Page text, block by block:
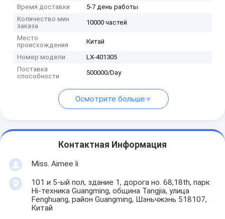
Время доставки
5-7 день работы
Количество мин
заказа
10000 частей
Место
происхождения
Китай
Номер модели
LX-401305
Поставка
способности
500000/Day
Осмотрите больше
Контактная Информация
Miss. Aimee li
101 и 5-ый пол, здание 1, дорога но. 68,18th, парк
Hi-техника Guangming, община Tangjia, улица
Fenghuang, район Guangming, Шэньчжэнь 518107,
Китай